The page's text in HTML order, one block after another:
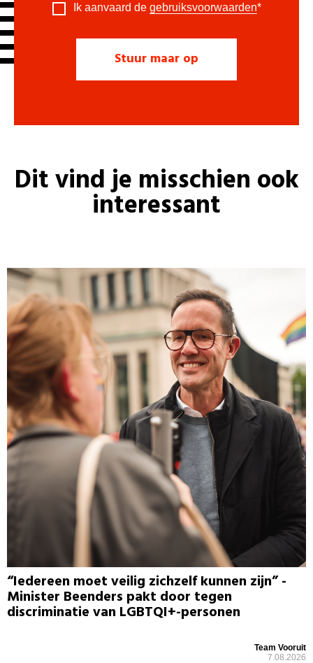
Ik aanvaard de gebruiksvoorwaarden*
Dit vind je misschien ook
interessant
“Iedereen moet veilig zichzelf kunnen zijn” -
Minister Beenders pakt door tegen
discriminatie van LGBTQI+-personen
Team Vooruit
7.08.2026